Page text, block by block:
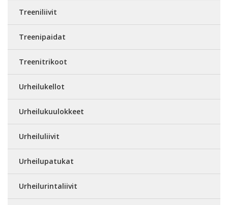
Treeniliivit
Treenipaidat
Treenitrikoot
Urheilukellot
Urheilukuulokkeet
Urheiluliivit
Urheilupatukat
Urheilurintaliivit